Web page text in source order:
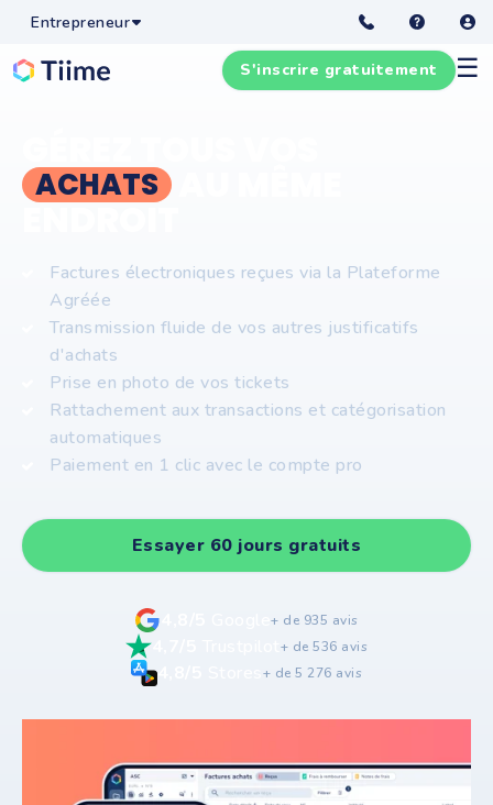
Entrepreneur
☰
S'inscrire gratuitement
ACHATS
ENDROIT
Factures électroniques reçues via la Plateforme
Agréée
Transmission fluide de vos autres justificatifs
d'achats
Prise en photo de vos tickets
Rattachement aux transactions et catégorisation
automatiques
Paiement en 1 clic avec le compte pro
Essayer 60 jours gratuits
Google+ de 935 avis
4,7/5 + de 536 avis
4,8/5 + de 5 276 avis